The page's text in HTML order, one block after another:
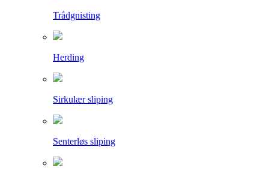
Trådgnisting
Herding
Sirkulær sliping
Senterløs sliping